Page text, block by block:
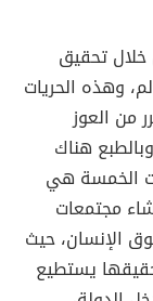
خلال تحقيق
وهذه الحريات
من العوز
هناك
الخمسة هي
مجتمعات
الإنسان، حيث
يستطيع